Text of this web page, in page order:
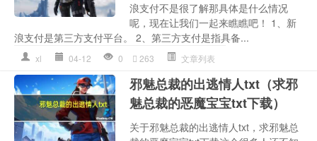
浪支付不是很了解那具体是什么情况
呢，现在让我们一起来瞧瞧吧！ 1、新
浪支付是第三方支付平台。 2、第三方支付是指具备...
xl 04-12 0 263 文章列表
邪魅总裁的出逃情人txt（求邪
魅总裁的恶魔宝宝txt下载）
关于邪魅总裁的出逃情人txt，求邪魅总